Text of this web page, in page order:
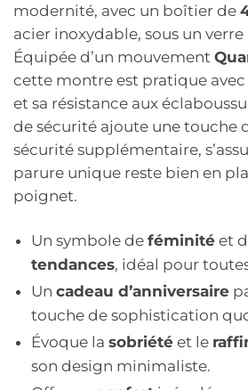
modernité, avec un boîtier de
acier inoxydable, sous un
Équipée d’un mouvement
cette montre est pratique
et sa résistance aux
de sécurité ajoute une touche
sécurité supplémentaire,
parure unique reste bien en
poignet.
Un symbole de féminité et
tendances, idéal pour
Un cadeau d’anniversaire
touche de sophistication
Évoque la sobriété et le
son design minimaliste.